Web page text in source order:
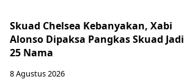
Skuad Chelsea Kebanyakan, Xabi
Alonso Dipaksa Pangkas Skuad Jadi
25 Nama
8 Agustus 2026